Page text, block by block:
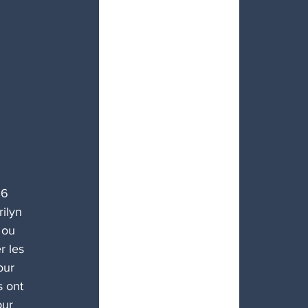
les
ont